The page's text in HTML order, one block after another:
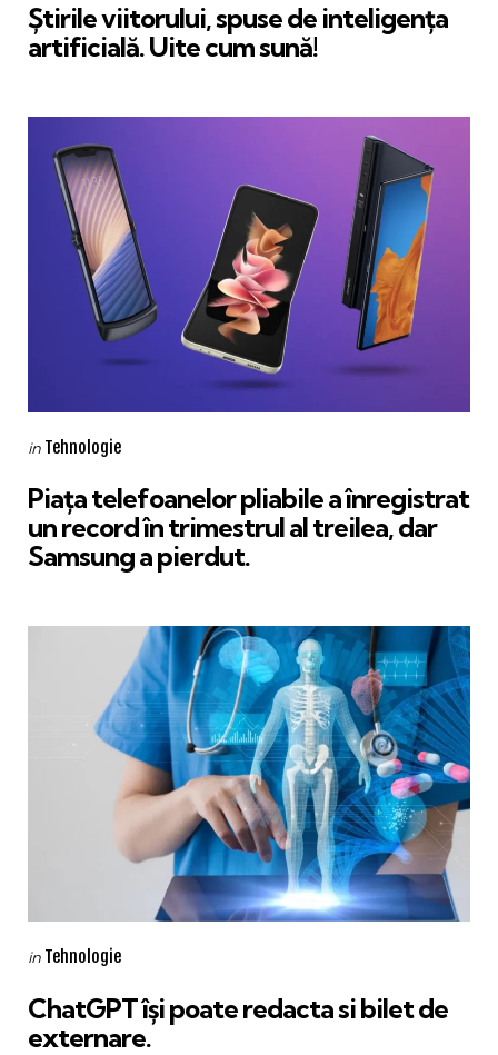
Știrile viitorului, spuse de inteligența
artificială. Uite cum sună!
Categories
Posted
in Tehnologie
Piața telefoanelor pliabile a înregistrat
un record în trimestrul al treilea, dar
Samsung a pierdut.
Categories
Posted
in Tehnologie
ChatGPT își poate redacta si bilet de
externare.